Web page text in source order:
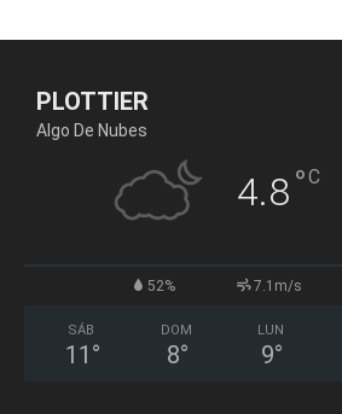
PLOTTIER
Algo De Nubes
4.8°C
52% 7.1m/s
SÁB
11 °
DOM
8°
LUN
9°